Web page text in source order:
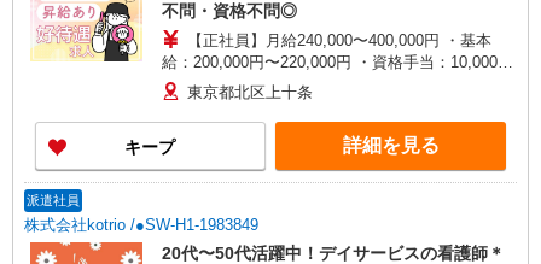
不問・資格不問◎
【正社員】月給240,000〜400,000円 ・基本
給：200,000円〜220,000円 ・資格手当：10,000〜
30,000円 ・役職手当：10,000〜70,000円 ・処遇改
善手当：20,000〜60,000円（勤続年数、保有資格
により変動） ・固定残業手当：20,000円（10時
間） ※固定残業時間を超過する場合には超過勤務
手当として別途支給 ・夜勤手当：10,000円/1回
歓迎 ・認知症介護基礎研修 ・初任者研修 ・実務
者研修 ・介護福祉士 など
東京都北区上十条
キープ 詳細を見る
派遣社員
株式会社kotrio /●SW-H1-1983849
20代〜50代活躍中！デイサービスの看護師＊